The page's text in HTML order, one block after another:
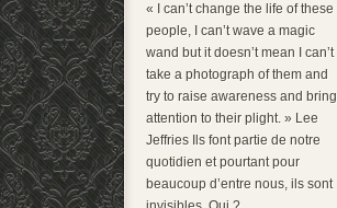
« I can’t change the life of these
people, I can’t wave a magic
wand but it doesn’t mean I can’t
take a photograph of them and
try to raise awareness and bring
attention to their plight. » Lee
Jeffries Ils font partie de notre
quotidien et pourtant pour
beaucoup d’entre nous, ils sont